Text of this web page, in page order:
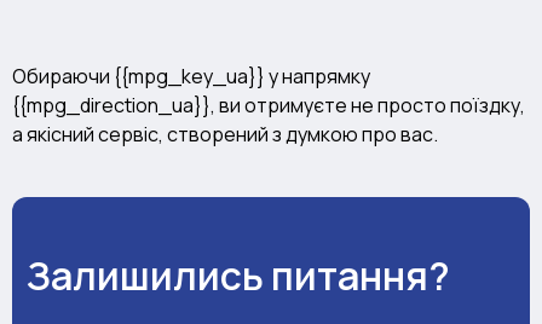
Обираючи {{mpg_key_ua}} у напрямку
{{mpg_direction_ua}}, ви отримуєте не просто поїздку,
а якісний сервіс, створений з думкою про вас.
Залишились питання?